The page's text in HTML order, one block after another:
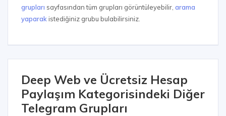
grupları sayfasından tüm grupları görüntüleyebilir, arama
yaparak istediğiniz grubu bulabilirsiniz.
Deep Web ve Ücretsiz Hesap
Paylaşım Kategorisindeki Diğer
Telegram Grupları